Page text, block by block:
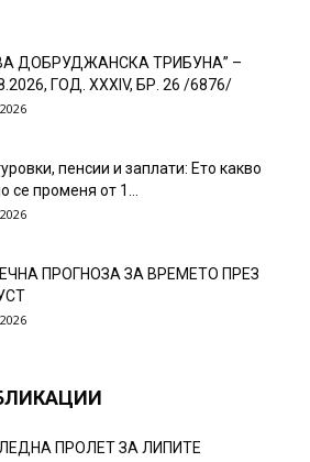
ДОБРУДЖАНСКА ТРИБУНА” –
ГОД. XXХIV, БР. 26 /6876/
пенсии и заплати: Ето какво
се променя от 1...
ПРОГНОЗА ЗА ВРЕМЕТО ПРЕЗ
ПРОЛЕТ ЗА ЛИПИТЕ